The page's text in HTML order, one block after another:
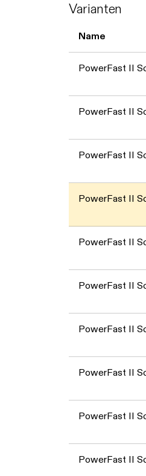
Varianten
Name
PowerFast II
PowerFast II
PowerFast II
PowerFast II
PowerFast II
PowerFast II
PowerFast II
PowerFast II
PowerFast II
PowerFast II